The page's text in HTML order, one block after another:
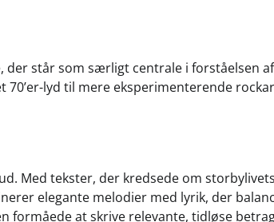
der står som særligt centrale i forståelsen
lyd til mere eksperimenterende
Med tekster, der kredsede om
elegante melodier med lyrik, der
formåede at skrive relevante, tidløse